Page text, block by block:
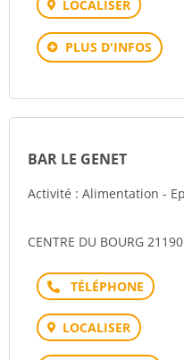
LOCALISER
PLUS D'INFOS
BAR LE GENET
Activité : Alimentation -
CENTRE DU BOURG
Téléphone
LOCALISER